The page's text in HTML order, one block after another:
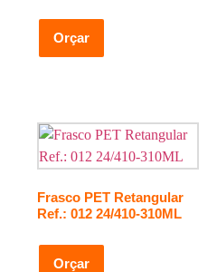
Orçar
Frasco PET Retangular
Ref.: 012 24/410-310ML
Orçar